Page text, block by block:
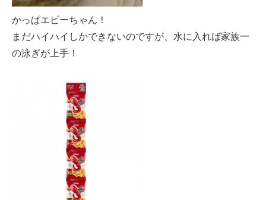
かっぱエビーちゃん！
まだハイハイしかできないのですが、水に入れば家族一
の泳ぎが上手！